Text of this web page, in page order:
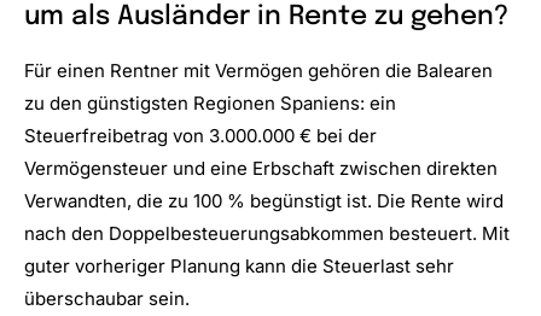
um als Ausländer in Rente zu gehen?
Für einen Rentner mit Vermögen gehören die Balearen
zu den günstigsten Regionen Spaniens: ein
Steuerfreibetrag von 3.000.000 € bei der
Vermögensteuer und eine Erbschaft zwischen direkten
Verwandten, die zu 100 % begünstigt ist. Die Rente wird
nach den Doppelbesteuerungsabkommen besteuert. Mit
guter vorheriger Planung kann die Steuerlast sehr
überschaubar sein.